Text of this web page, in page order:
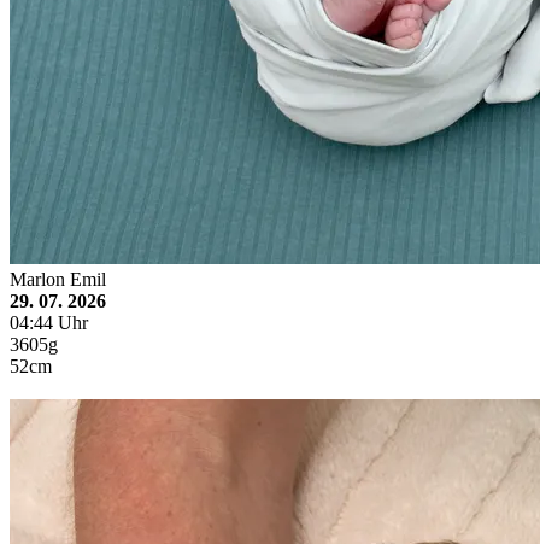
Marlon Emil
29. 07. 2026
04:44 Uhr
3605g
52cm